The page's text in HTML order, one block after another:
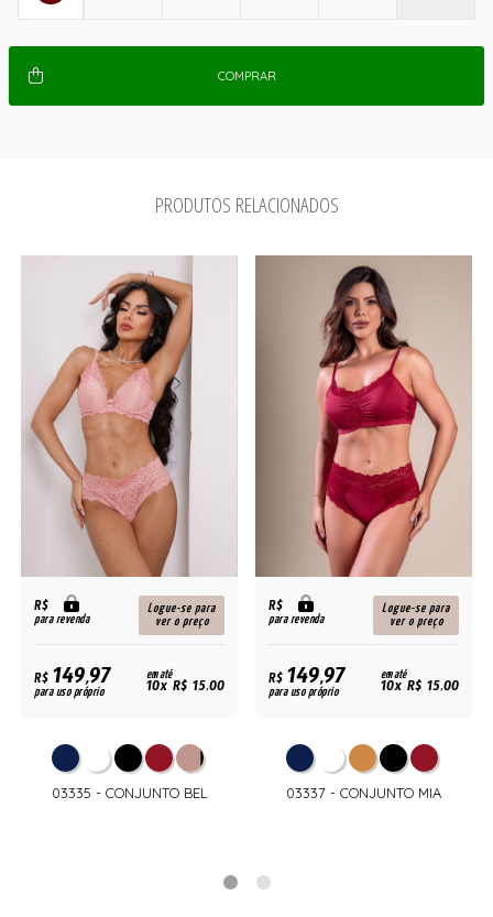
COMPRAR
PRODUTOS RELACIONADOS
R$
para revenda
Logue-se para
ver o preço
R$149,97
para uso próprio
em até
10x R$ 15,00
03335 - CONJUNTO BEL
R$
para revenda
Logue-se para
ver o preço
R$149,97
para uso próprio
em até
10x R$ 15,00
03337 - CONJUNTO MIA